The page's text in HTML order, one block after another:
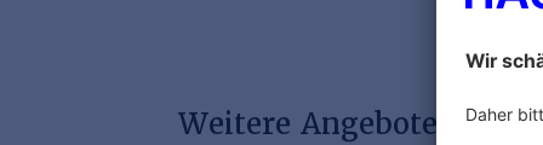
Weitere Angebote